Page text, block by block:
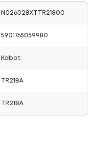
N026028XTTR21800
5901765059980
Kabat
TR218A
TR218A